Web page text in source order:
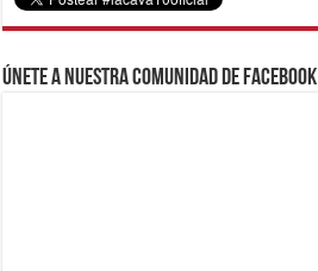
Únete a nuestra comunidad de Facebook